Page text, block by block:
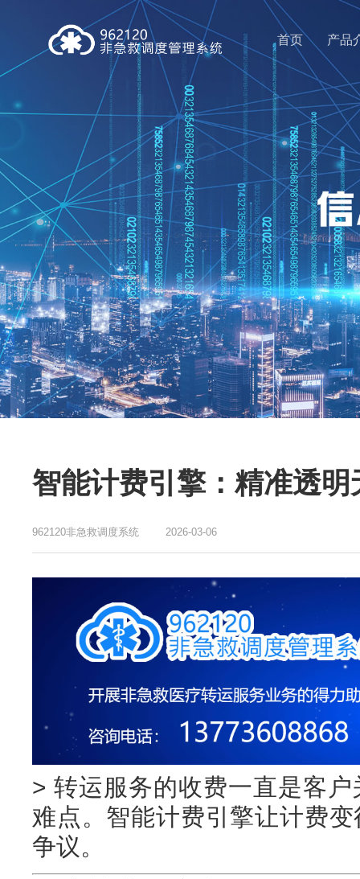
首页 产品
智能计费引擎：精准透明
962120非急救调度系统 2026-03-06
> 转运服务的收费一直是客
难点。智能计费引擎让计费
争议。